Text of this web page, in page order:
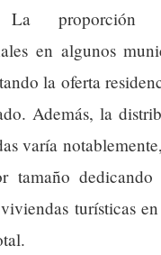
La proporción
en algunos
la oferta
Además, la
varía
tamaño
turísticas